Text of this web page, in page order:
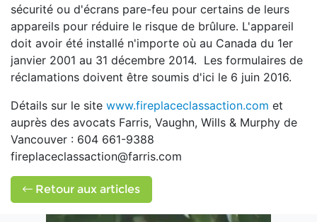
sécurité ou d'écrans pare-feu pour certains de leurs
appareils pour réduire le risque de brûlure. L'appareil
doit avoir été installé n'importe où au Canada du 1er
janvier 2001 au 31 décembre 2014. Les formulaires de
réclamations doivent être soumis d'ici le 6 juin 2016.
Détails sur le site www.fireplaceclassaction.com et
auprès des avocats Farris, Vaughn, Wills & Murphy de
Vancouver : 604 661-9388
fireplaceclassaction@farris.com
Retour aux articles